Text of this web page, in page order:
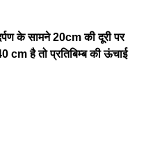
के सामने 20cm की दूरी पर
cm है तो प्रतिबिम्ब की ऊंचाई